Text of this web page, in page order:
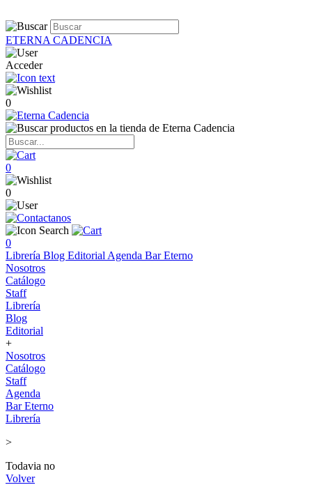
ETERNA CADENCIA
Acceder
0
0
0
0
Librería Blog Editorial Agenda Bar Eterno
Nosotros
Catálogo
Staff
Librería
Blog
Editorial
+
Nosotros
Catálogo
Staff
Agenda
Bar Eterno
Librería
>
Todavia no
Volver